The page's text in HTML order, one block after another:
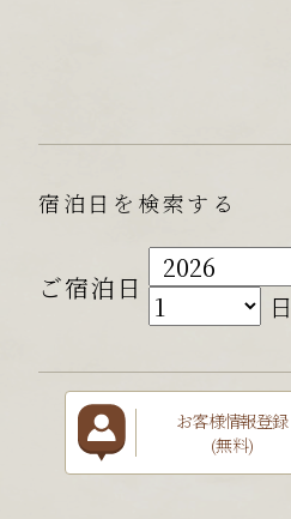
宿泊日を検索する
ご宿泊日
日
お客様情報登録
(無料)